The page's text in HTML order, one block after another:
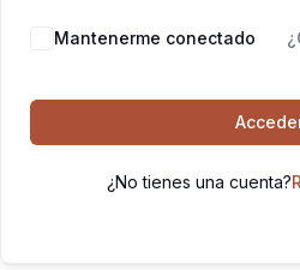
Mantenerme conectado
¿No tienes una cuenta?